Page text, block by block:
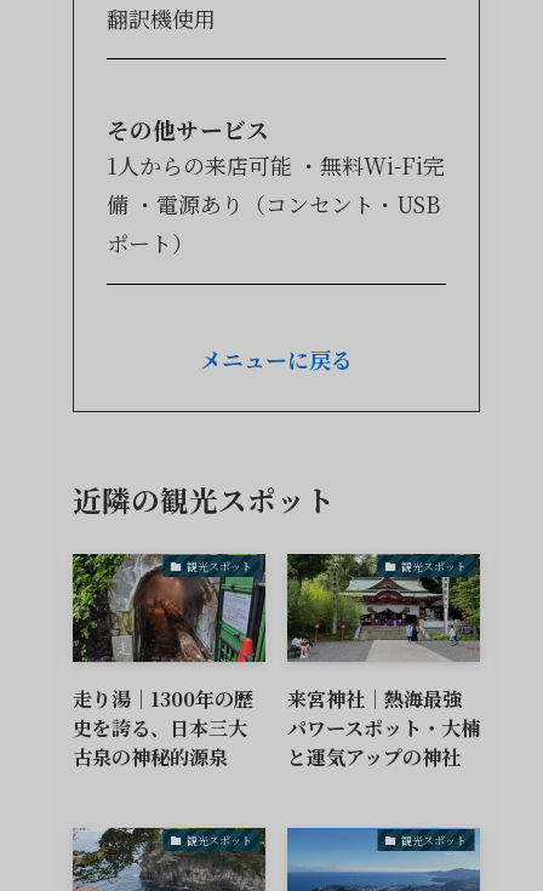
翻訳機使用
その他サービス
1人からの来店可能
無料Wi-Fi完
備
電源あり（コンセント・USB
ポート）
メニューに戻る
近隣の観光スポット
観光スポット
走り湯｜1300年の歴
史を誇る、日本三大
古泉の神秘的源泉
観光スポット
来宮神社｜熱海最強
パワースポット・大楠
と運気アップの神社
観光スポット 観光スポット